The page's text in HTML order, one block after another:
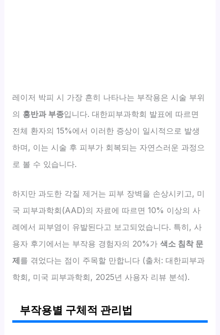
레이저 박피 시 가장 흔히 나타나는 부작용은 시술 부위
의 홍반과 부종입니다. 대한피부과학회 발표에 따르면
전체 환자의 15%에서 이러한 증상이 일시적으로 발생
하며, 이는 시술 후 피부가 회복되는 자연스러운 과정으
로 볼 수 있습니다.
하지만 과도한 각질 제거는 피부 장벽을 손상시키고, 미
국 피부과학회(AAD)의 자료에 따르면 10% 이상의 사
례에서 피부염이 유발된다고 보고되었습니다. 특히, 사
용자 후기에서는 부작용 경험자의 20%가색소 침착 문
제를 겪었다는 점이 주목할 만합니다 (출처: 대한피부과
학회, 미국 피부과학회, 2025년 사용자 리뷰 분석).
부작용별 구체적 관리법